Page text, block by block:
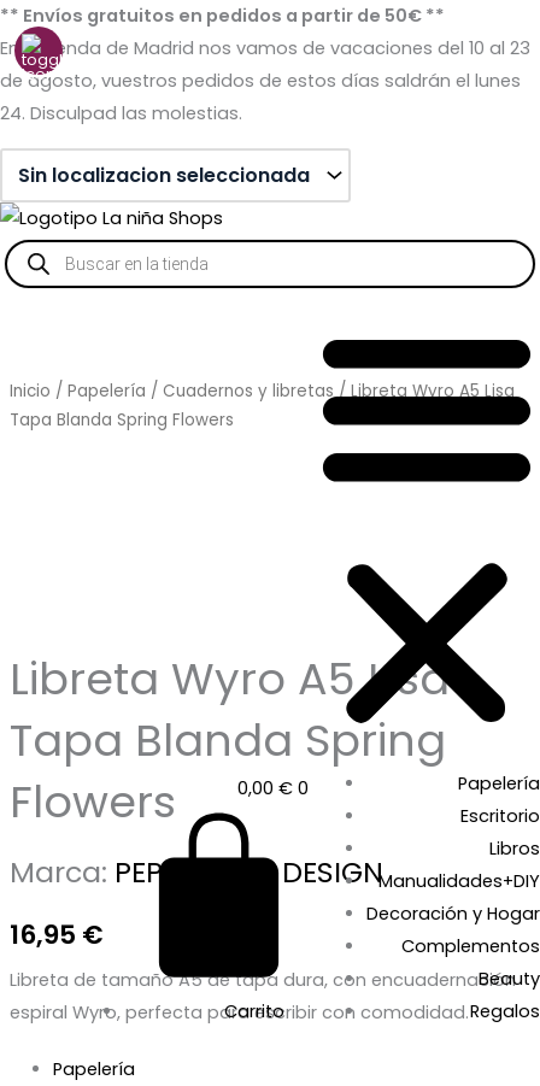
Ir
al
contenido
** Envíos gratuitos en pedidos a partir de 50€ **
En la tienda de Madrid nos vamos de vacaciones del 10 al 23
de agosto, vuestros pedidos de estos días saldrán el lunes
24. Disculpad las molestias.
Búsqueda
de
productos
0,00€ 0
Carrito
Papelería
Escritorio
Libros
Manualidades+DIY
Decoración y Hogar
Complementos
Beauty
Regalos
Papelería
Inicio / Papelería / Cuadernos y libretas / Libreta Wyro A5 Lisa
Tapa Blanda Spring Flowers
Libreta Wyro A5 Lisa
Tapa Blanda Spring
Flowers
Marca: PEPA PAPER DESIGN
16,95 €
Libreta de tamaño A5 de tapa dura, con encuadernación
espiral Wyro, perfecta para escribir con comodidad.